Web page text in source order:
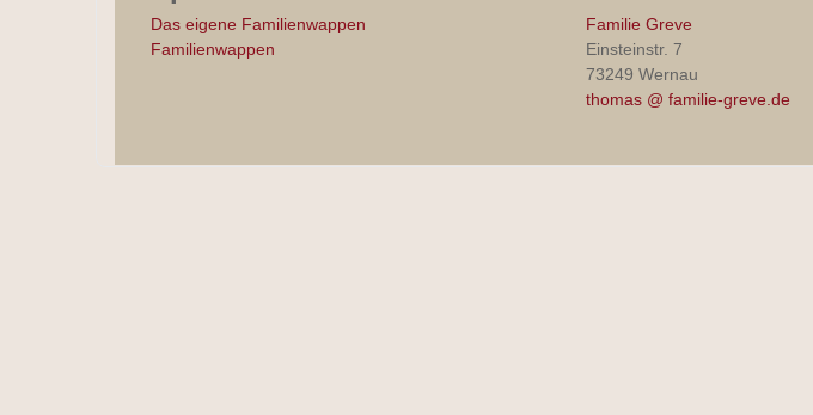
Das eigene Familienwappen
Familienwappen
Familie Greve
Einsteinstr. 7
73249 Wernau
thomas @ familie-greve.de